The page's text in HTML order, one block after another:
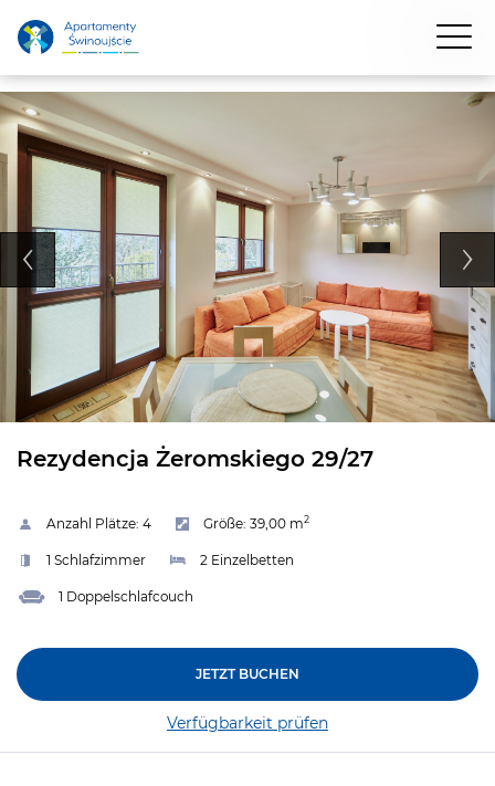
Rezydencja Żeromskiego 29/27
Anzahl Plätze: 4 Größe: 39,00 m2
1 Schlafzimmer 2 Einzelbetten
1 Doppelschlafcouch
JETZT BUCHEN
Verfügbarkeit prüfen